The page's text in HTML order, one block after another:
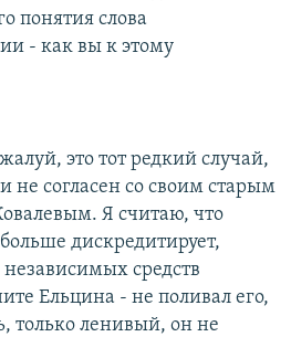
понятия слова
- как вы к этому
это тот редкий случай,
не согласен со своим старым
Я считаю, что
дискредитирует,
средств
Ельцина - не поливал его,
только ленивый, он не